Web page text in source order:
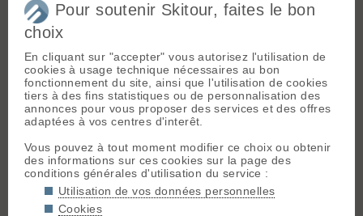
Nouveau sujet Voir tous les sujets Chercher Archives
véro95
Bonjour
Je renouvelle mes skis, j avais des fisher transalp sans
carbone depuis 2018, j en suis très satisfaite.
J hésite entre les dynafitRADICAL 88
Merci de vos avis.
Diablo73[61posts] - Le 17/01/2026 18:41
Pour soutenir Skitour, faites le bon
choix
En cliquant sur "accepter" vous autorisez l'utilisation de
cookies à usage technique nécessaires au bon
fonctionnement du site, ainsi que l'utilisation de cookies
tiers à des fins statistiques ou de personnalisation des
annonces pour vous proposer des services et des offres
adaptées à vos centres d'interêt.
Vous pouvez à tout moment modifier ce choix ou obtenir
des informations sur ces cookies sur la page des
conditions générales d'utilisation du service :
Utilisation de vos données personnelles
Cookies